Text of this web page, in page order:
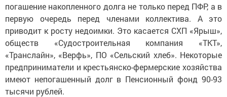
погашение накопленного долга не только перед ПФР, а в
первую очередь перед членами коллектива. А это
приводит к росту недоимки. Это касается СХП «Ярыш»,
обществ «Судостроительная компания «ТКТ»,
«Транслайн», «Верфь», ПО «Сельский хлеб». Некоторые
предприниматели и крестьянско-фермерские хозяйства
имеют непогашенный долг в Пенсионный фонд 90-93
тысячи рублей.